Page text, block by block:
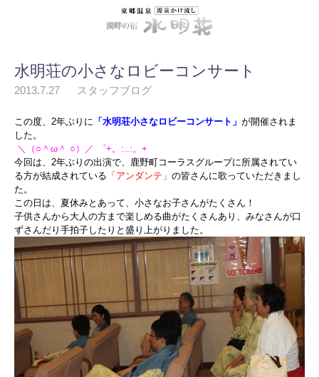
水明荘の小さなロビーコンサート
2013.7.27 スタッフブログ
この度、2年ぶりに 「水明荘小さなロビーコンサート」 が開催されま
した。
＼（○＾ω＾ ○）／ ゜+。:..:。+
今回は、2年ぶりの出演で、鹿野町コーラスグループに所属されてい
る方が結成されている 「アンダンテ 」 の皆さんに歌っていただきまし
た。
この日は、夏休みとあって、小さなお子さんがたくさん！
子供さんから大人の方まで楽しめる曲がたくさんあり、みなさんが口
ずさんだり手拍子したりと盛り上がりました。